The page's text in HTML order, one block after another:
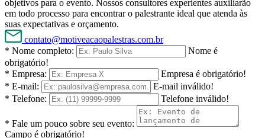
objetivos para o evento. Nossos consultores experientes auxiliarão
em todo processo para encontrar o palestrante ideal que atenda às
suas expectativas e orçamento.
contato@motiveacaopalestras.com.br
* Nome completo:
Nome é
obrigatório!
* Empresa:
Empresa é obrigatório!
* E-mail:
E-mail inválido!
* Telefone:
Telefone inválido!
* Fale um pouco sobre seu evento:
Campo é obrigatório!